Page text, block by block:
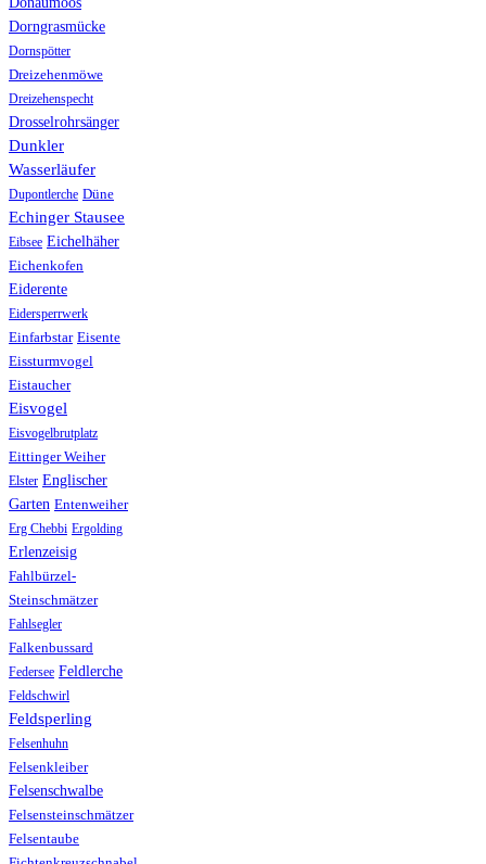
Dorngrasmücke
Dornspötter
Dreizehenmöwe
Dreizehenspecht
Drosselrohrsänger
Dunkler
Wasserläufer
Dupontlerche Düne
Echinger Stausee
Eibsee Eichelhäher
Eichenkofen
Eiderente
Eidersperrwerk
Einfarbstar Eisente
Eissturmvogel
Eistaucher
Eisvogel
Eisvogelbrutplatz
Eittinger Weiher
Elster Englischer
Garten Entenweiher
Erg Chebbi Ergolding
Erlenzeisig
Fahlbürzel-
Steinschmätzer
Fahlsegler
Falkenbussard
Federsee Feldlerche
Feldschwirl
Feldsperling
Felsenhuhn
Felsenkleiber
Felsenschwalbe
Felsensteinschmätzer
Felsentaube